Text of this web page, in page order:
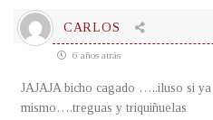
CARLOS
6 años atrás
JAJAJA bicho cagado …..iluso si
mismo….treguas y triquiñuelas